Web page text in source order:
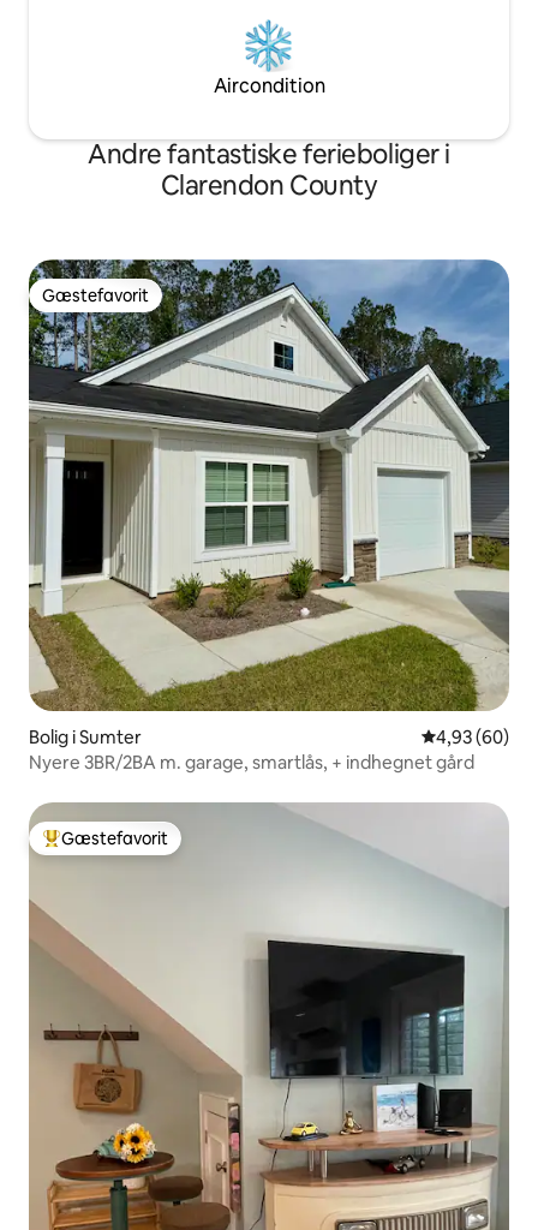
Aircondition
Andre fantastiske ferieboliger i
Clarendon County
Gæstefavorit
Gæstefavorit
Bolig i Sumter 4,93 ud af 5 i
4,93 (60)
Nyere 3BR/2BA m. garage, smartlås, + indhegnet gård
Bedste gæstefavorit
Gæstefavorit